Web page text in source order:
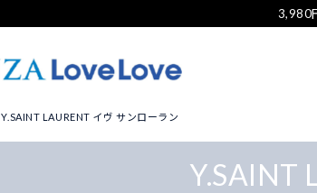
3,980
Y.SAINT LAURENT イヴ サンローラン
Y.SAINT